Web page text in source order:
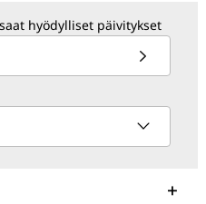
hyödylliset päivitykset